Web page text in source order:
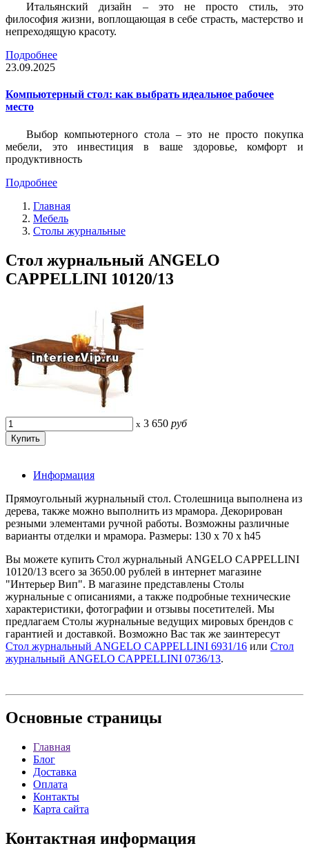
Итальянский дизайн – это не просто стиль, это
философия жизни, воплощающая в себе страсть, мастерство и
непреходящую красоту.
Подробнее
23.09.2025
Компьютерный стол: как выбрать идеальное рабочее
место
Выбор компьютерного стола – это не просто покупка
мебели, это инвестиция в ваше здоровье, комфорт и
продуктивность
Подробнее
Главная
Мебель
Столы журнальные
Стол журнальный ANGELO
CAPPELLINI 10120/13
x 3 650 руб
Информация
Прямоугольный журнальный стол. Столешница выполнена из
дерева, также можно выполнить из мрамора. Декорирован
резными элементами ручной работы. Возможны различные
варианты отделки и мрамора. Размеры: 130 x 70 x h45
Вы можете купить Стол журнальный ANGELO CAPPELLINI
10120/13 всего за 3650.00 рублей в интернет магазине
"Интерьер Вип". В магазине представлены Столы
журнальные с описаниями, а также подробные технические
характеристики, фотографии и отзывы посетителей. Мы
предлагаем Столы журнальные ведущих мировых брендов с
гарантией и доставкой. Возможно Вас так же заинтересут
Стол журнальный ANGELO CAPPELLINI 6931/16 или Стол
журнальный ANGELO CAPPELLINI 0736/13.
Основные страницы
Главная
Блог
Доставка
Оплата
Контакты
Карта сайта
Контактная информация